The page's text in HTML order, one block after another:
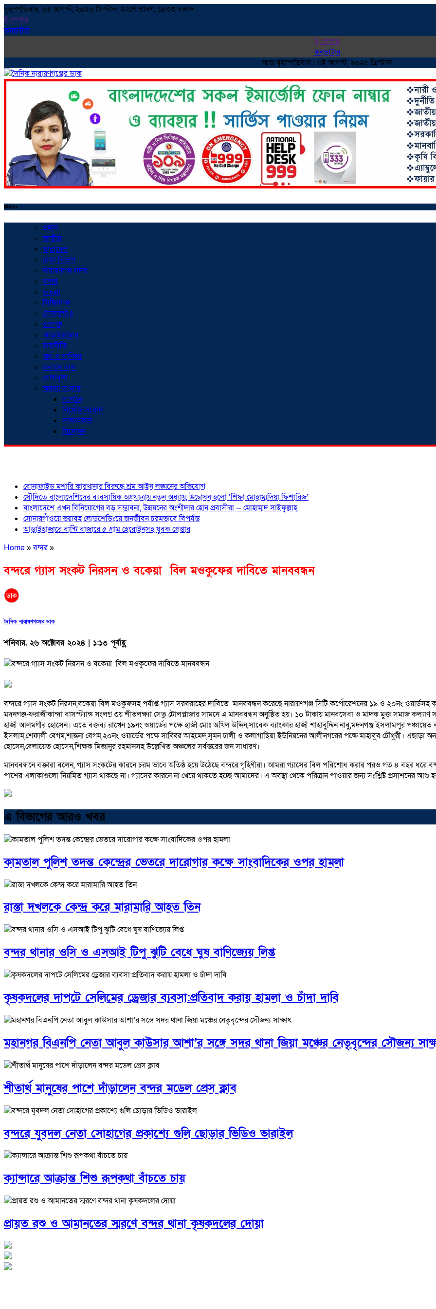
বৃহস্পতিবার, ৬ই আগস্ট, ২০২৬ খ্রিস্টাব্দ, ২২শে শ্রাবণ, ১৪৩৩ বঙ্গাব্দ
ই পেপার
কনভাটার
ই পেপার
কনভাটার
আজ বৃহস্পতিবার | ৬ই আগস্ট, ২০২৬ খ্রিস্টাব্দ
Menu
প্রচ্ছদ
জাতীয়
সারাদেশ
ঢাকা বিভাগ
নারায়ণগঞ্জ সদর
বন্দর
ফতুল্লা
সিদ্ধিরগঞ্জ
সোনারগাঁও
রূপগঞ্জ
আড়াইহাজার
রাজনীতি
অর্থ ও বাণিজ্য
প্রবাসে ডাক
খেলাধুলা
অনন্যা সংবাদ
সংগঠন
নিখোঁজ সংবাদ
সাক্ষাৎকার
বিনোদন
বোনাফাইড মশারি কারখানার বিরুদ্ধে শ্রম আইন লঙ্ঘনের অভিযোগ
সৌদিতে বাংলাদেশিদের ব্যবসায়িক অগ্রযাত্রায় নতুন অধ্যায়, উদ্বোধন হলো ‘শিফা মোহাম্মদিয়া ফিশারিজ’
বাংলাদেশে এখন বিনিয়োগের বড় সম্ভাবনা, উন্নয়নের অংশীদার হোন প্রবাসীরা — মোহাম্মদ সাইফুল্লাহ্
সোনারগাঁওয়ে ভয়াবহ লোডশেডিংয়ে জনজীবন চরমভাবে বিপর্যস্ত
আড়াইহাজারে বান্টি বাজারে ৫ গ্রাম হেরোইনসহ যুবক গ্রেপ্তার
Home»বন্দর»
বন্দরে গ্যাস সংকট নিরসন ও বকেয়া বিল মওকুফের দাবিতে মানববন্ধন
দৈনিক নারায়ণগঞ্জের ডাক
শনিবার, ২৬ অক্টোবর ২০২৪ | ১:১৩ পূর্বাহ্ণ
বন্দরে গ্যাস সংকট নিরসন,বকেয়া বিল মওকুফসহ পর্যাপ্ত গ্যাস সরবরাহের দাবিতে মানববন্ধন করেছে নারায়ণগঞ্জ সিটি কর্পোরেশনের ১৯ ও ২০নং ওয়ার্ডসহ
মদনগঞ্জ-ফরাজীকান্দা বাসস্ট্যান্ড সংলগ্ন ৩য় শীতলক্ষ্যা সেতু টোলপ্লাজার সামনে এ মানববন্ধন অনুষ্ঠিত হয়। ১০ টাকায় মানবসেবা ও মাদক মুক্ত সমাজ
হাজী আলমগীর হোসেন। এতে বক্তব্য রাখেন ১৯নং ওয়ার্ডের পক্ষে হাজী মোঃ অখিল উদ্দিন,সাবেক ব্যাংকার হাজী শাহাবুদ্দিন নাবু,মদনগঞ্জ ইসলামপুর
ইসলাম,শেফালী বেগম,শান্তনা বেগম,২০নং ওয়ার্ডের পক্ষে সাব্বির আহমেদ,সুমন ঢালী ও কলাগাছিয়া ইউনিয়নের আলীনগরের পক্ষে মাহাবুব চৌধুরী।
হোসেন,বেলায়েত হোসেন,শিক্ষক মিজানুর রহমানসহ উল্লেখিত অঞ্চলের সর্বস্তরের জন সাধারণ।
মানববন্ধনে বক্তারা বলেন, গ্যাস সংকটের কারনে চরম ভাবে অতিষ্ঠ হয়ে উঠেছে বন্দরে গৃহিণীরা। আমরা গ্যাসের বিল পরিশোধ করার পরও গত ৪ বছর
পাশের এলাকাগুলো নিয়মিত গ্যাস থাকছে না। গ্যাসের কারনে না খেয়ে থাকতে হচ্ছে আমাদের। এ অবস্থা থেকে পরিত্রান পাওয়ার জন্য সংশ্লিষ্ট প্রসাশনের আশু
এ বিভাগের আরও খবর
কামতাল পুলিশ তদন্ত কেন্দ্রের ভেতরে দারোগার কক্ষে সাংবাদিকের ওপর হামলা
রাস্তা দখলকে কেন্দ্র করে মারামারি আহত তিন
বন্দর থানার ওসি ও এসআই টিপু ঝুটি বেধে ঘুষ বাণিজ্যেয় লিপ্ত
কৃষকদলের দাপটে সেলিমের ড্রেজার ব্যবসা:প্রতিবাদ করায় হামলা ও চাঁদা দাবি
মহানগর বিএনপি নেতা আবুল কাউসার আশা’র সঙ্গে সদর থানা জিয়া মঞ্চের নেতৃবৃন্দের সৌজন্য
শীতার্থ মানুষের পাশে দাঁড়ালেন বন্দর মডেল প্রেস ক্লাব
বন্দরে যুবদল নেতা সোহাগের প্রকাশ্যে গুলি ছোড়ার ভিডিও ভারাইল
ক্যান্সারে আক্রান্ত শিশু রূপকথা বাঁচতে চায়
প্রায়ত রশু ও আমানতের স্মরণে বন্দর থানা কৃষকদলের দোয়া